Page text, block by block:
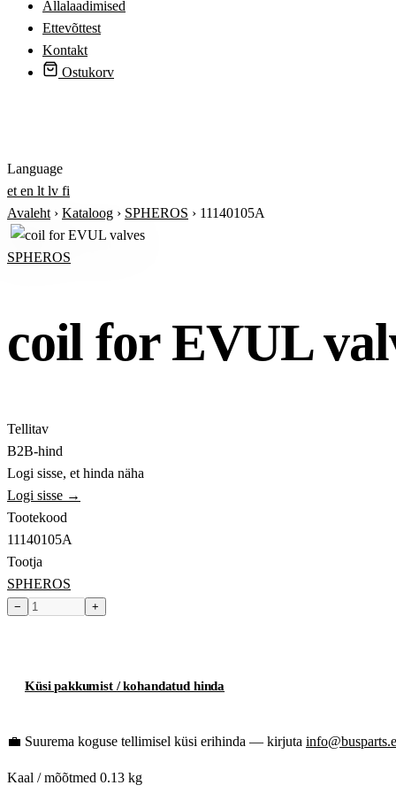
Allalaadimised
Ettevõttest
Kontakt
Ostukorv
Language
et en lt lv fi
Avaleht › Kataloog › SPHEROS › 11140105A
SPHEROS
coil for EVUL
Tellitav
B2B-hind
Logi sisse, et hinda näha
Logi sisse →
Tootekood
11140105A
Tootja
SPHEROS
− +
Küsi pakkumist / kohandatud hinda
💼 Suurema koguse tellimisel küsi erihinda — kirjuta
Kaal / mõõtmed 0.13 kg